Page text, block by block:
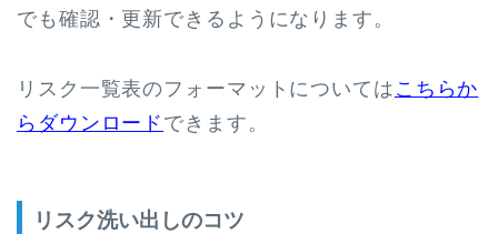
でも確認・更新できるようになります。
リスク一覧表のフォーマットについては こちらか
らダウンロード できます。
リスク洗い出しのコツ